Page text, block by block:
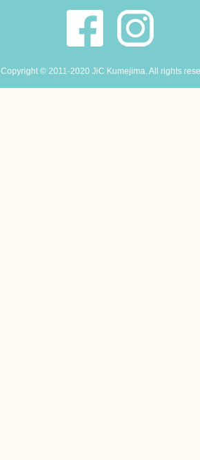
Copyright © 2011-2020 JiC Kumejima. All rights